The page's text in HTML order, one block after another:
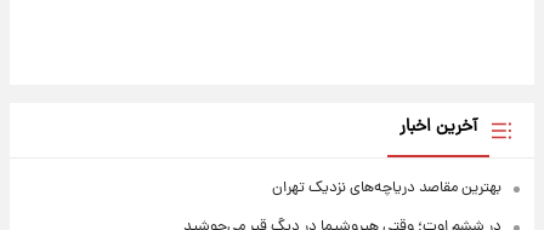
آخرین اخبار
بهترین مقاصد دریاچه‌های نزدیک تهران